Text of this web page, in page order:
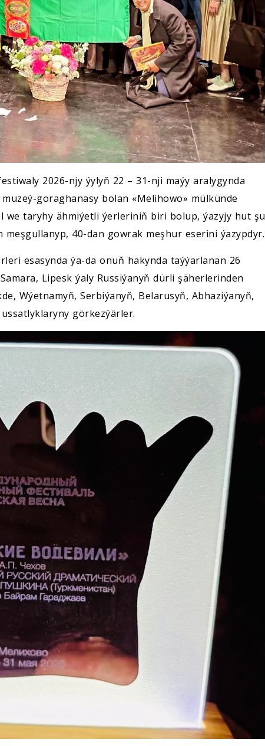
2026-njy ýylyň 22 – 31-nji maýy aralygynda
goraghanasy bolan «Melihowo» mülkünde
we taryhy ähmiýetli ýerleriniň biri bolup, ýazyjy hut şu
40-dan gowrak meşhur eserini ýazypdyr.
esasynda ýa-da onuň hakynda taýýarlanan 26
Lipesk ýaly Russiýanyň dürli şäherlerinden
Wýetnamyň, Serbiýanyň, Belarusyň, Abhaziýanyň,
görkezýärler.